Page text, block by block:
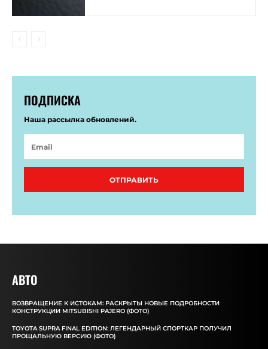
ПОДПИСКА
Наша рассылка обновлений.
ОТПРАВИТЬ
АВТО
ВОЗВРАЩЕНИЕ К ИСТОКАМ: РАСКРЫТЫ НОВЫЕ ПОДРОБНОСТИ
КОНСТРУКЦИИ MITSUBISHI PAJERO (ФОТО)
TOYOTA SUPRA FINAL EDITION: ЛЕГЕНДАРНЫЙ СПОРТКАР ПОЛУЧИЛ
ПРОЩАЛЬНУЮ ВЕРСИЮ (ФОТО)